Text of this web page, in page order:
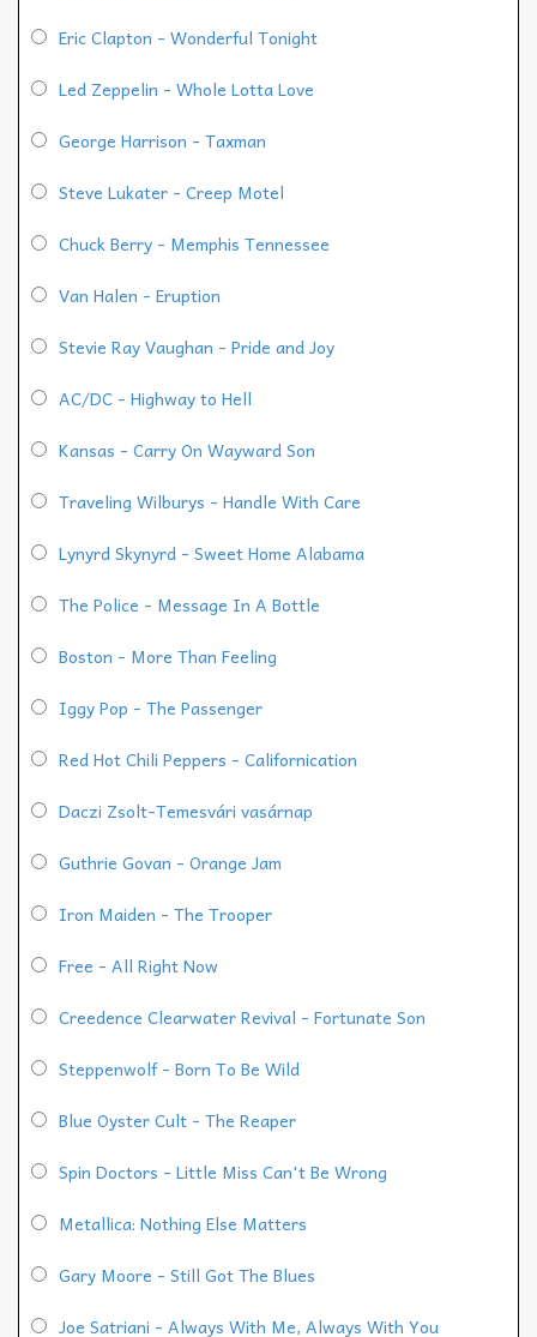
Eric Clapton - Wonderful Tonight
Led Zeppelin - Whole Lotta Love
George Harrison - Taxman
Steve Lukater - Creep Motel
Chuck Berry - Memphis Tennessee
Van Halen - Eruption
Stevie Ray Vaughan - Pride and Joy
AC/DC - Highway to Hell
Kansas - Carry On Wayward Son
Traveling Wilburys - Handle With Care
Lynyrd Skynyrd - Sweet Home Alabama
The Police - Message In A Bottle
Boston - More Than Feeling
Iggy Pop - The Passenger
Red Hot Chili Peppers - Californication
Daczi Zsolt-Temesvári vasárnap
Guthrie Govan - Orange Jam
Iron Maiden - The Trooper
Free - All Right Now
Creedence Clearwater Revival - Fortunate Son
Steppenwolf - Born To Be Wild
Blue Oyster Cult - The Reaper
Spin Doctors - Little Miss Can't Be Wrong
Metallica: Nothing Else Matters
Gary Moore - Still Got The Blues
Joe Satriani - Always With Me, Always With You